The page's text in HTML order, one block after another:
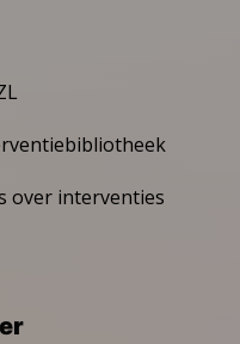
over interventies